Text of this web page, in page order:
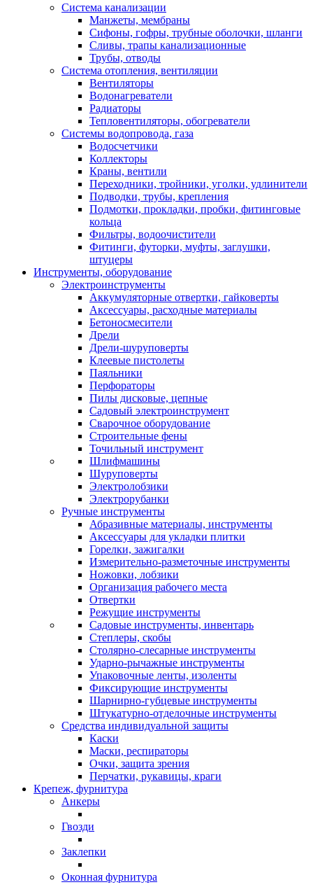
Система канализации
Манжеты, мембраны
Сифоны, гофры, трубные оболочки, шланги
Сливы, трапы канализационные
Трубы, отводы
Система отопления, вентиляции
Вентиляторы
Водонагреватели
Радиаторы
Тепловентиляторы, обогреватели
Системы водопровода, газа
Водосчетчики
Коллекторы
Краны, вентили
Переходники, тройники, уголки, удлинители
Подводки, трубы, крепления
Подмотки, прокладки, пробки, фитинговые
кольца
Фильтры, водоочистители
Фитинги, футорки, муфты, заглушки,
штуцеры
Инструменты, оборудование
Электроинструменты
Аккумуляторные отвертки, гайковерты
Аксессуары, расходные материалы
Бетоносмесители
Дрели
Дрели-шуруповерты
Клеевые пистолеты
Паяльники
Перфораторы
Пилы дисковые, цепные
Садовый электроинструмент
Сварочное оборудование
Строительные фены
Точильный инструмент
Шлифмашины
Шуруповерты
Электролобзики
Электрорубанки
Ручные инструменты
Абразивные материалы, инструменты
Аксессуары для укладки плитки
Горелки, зажигалки
Измерительно-разметочные инструменты
Ножовки, лобзики
Организация рабочего места
Отвертки
Режущие инструменты
Садовые инструменты, инвентарь
Степлеры, скобы
Столярно-слесарные инструменты
Ударно-рычажные инструменты
Упаковочные ленты, изоленты
Фиксирующие инструменты
Шарнирно-губцевые инструменты
Штукатурно-отделочные инструменты
Средства индивидуальной защиты
Каски
Маски, респираторы
Очки, защита зрения
Перчатки, рукавицы, краги
Крепеж, фурнитура
Анкеры
Гвозди
Заклепки
Оконная фурнитура